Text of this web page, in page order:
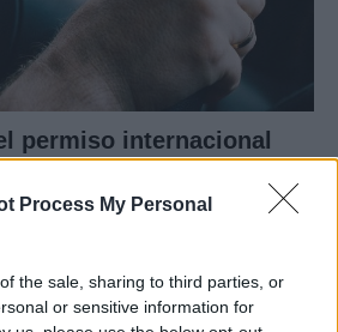
Process My Personal
the sale, sharing to third parties, or
or sensitive information for
permiso internacional
Association te ofrece la posibilidad…